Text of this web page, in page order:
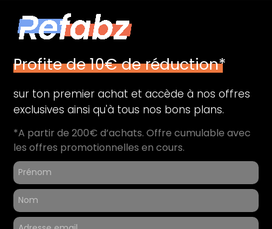
Profite de 10€ de réduction*
sur ton premier achat et accède à nos offres
exclusives ainsi qu'à tous nos bons plans.
*A partir de 200€ d’achats. Offre cumulable avec
les offres promotionnelles en cours.